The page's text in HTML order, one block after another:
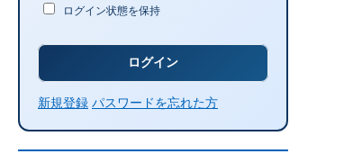
ログイン状態を保持
新規登録 パスワードを忘れた方